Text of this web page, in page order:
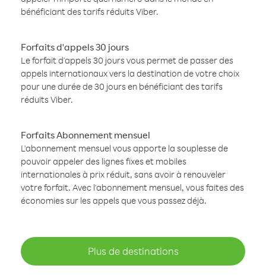
bénéficiant des tarifs réduits Viber.
Forfaits d'appels 30 jours
Le forfait d'appels 30 jours vous permet de passer des
appels internationaux vers la destination de votre choix
pour une durée de 30 jours en bénéficiant des tarifs
réduits Viber.
Forfaits Abonnement mensuel
L'abonnement mensuel vous apporte la souplesse de
pouvoir appeler des lignes fixes et mobiles
internationales à prix réduit, sans avoir à renouveler
votre forfait. Avec l'abonnement mensuel, vous faites des
économies sur les appels que vous passez déjà.
Plus de destinations